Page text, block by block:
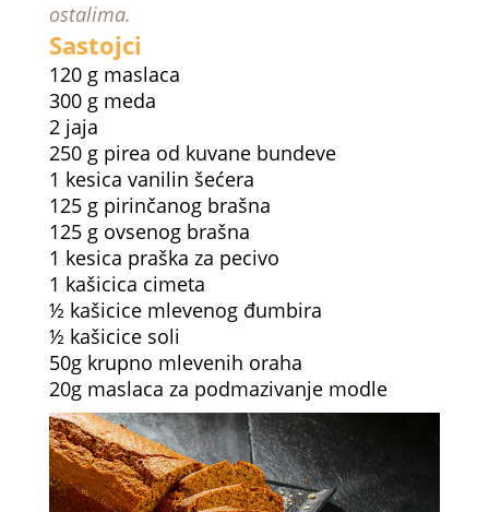
ostalima.
Sastojci
120 g maslaca
300 g meda
2 jaja
250 g pirea od kuvane bundeve
1 kesica vanilin šećera
125 g pirinčanog brašna
125 g ovsenog brašna
1 kesica praška za pecivo
1 kašicica cimeta
½ kašicice mlevenog đumbira
½ kašicice soli
50g krupno mlevenih oraha
20g maslaca za podmazivanje modle